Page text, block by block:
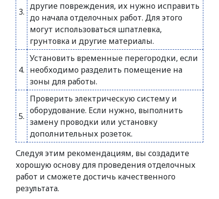
3.
другие повреждения, их нужно исправить
до начала отделочных работ. Для этого
могут использоваться шпатлевка,
грунтовка и другие материалы.
4.
Установить временные перегородки, если
необходимо разделить помещение на
зоны для работы.
5.
Проверить электрическую систему и
оборудование. Если нужно, выполнить
замену проводки или установку
дополнительных розеток.
Следуя этим рекомендациям, вы создадите
хорошую основу для проведения отделочных
работ и сможете достичь качественного
результата.